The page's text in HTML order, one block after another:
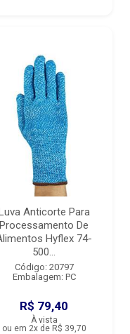
Anticorte Para
Processamento De
Hyflex 74-
500...
Código: 20797
Embalagem: PC
R$ 79,40
À vista
ou em 2x de R$ 39,70